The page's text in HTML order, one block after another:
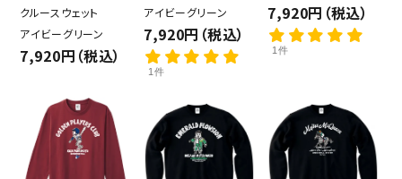
クルースウェット
アイビーグリーン
7,920円（税込）
アイビーグリーン
7,920円（税込）
1件
7,920円（税込）
1件